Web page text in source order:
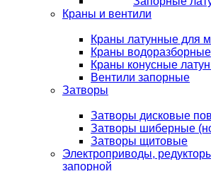
Краны и вентили
Краны латунные для
Краны водоразборные
Краны конусные
Вентили запорные
Затворы
Затворы дисковые
Затворы шиберные
Затворы щитовые
Электроприводы,
запорной